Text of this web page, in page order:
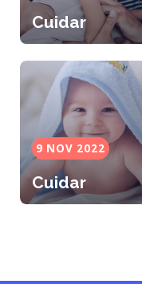
Cuidar
9 NOV 2022
Cuidar